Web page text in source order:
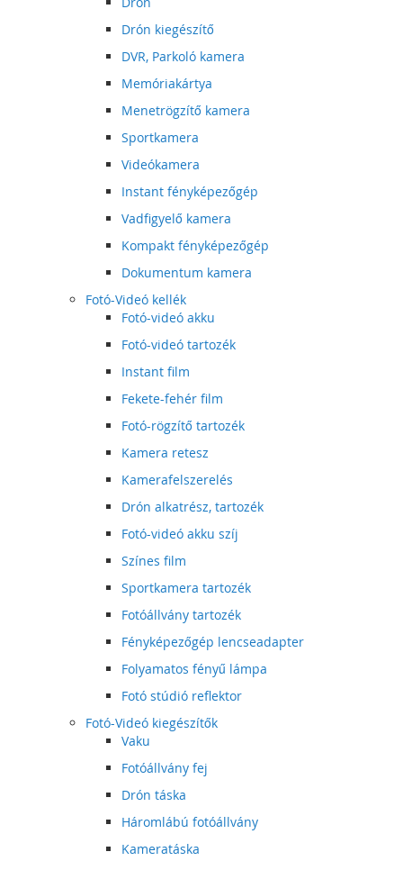
Drón kiegészítő
DVR, Parkoló kamera
Memóriakártya
Menetrögzítő kamera
Sportkamera
Videókamera
Instant fényképezőgép
Vadfigyelő kamera
Kompakt fényképezőgép
Dokumentum kamera
Fotó-Videó kellék
Fotó-videó akku
Fotó-videó tartozék
Instant film
Fekete-fehér film
Fotó-rögzítő tartozék
Kamera retesz
Kamerafelszerelés
Drón alkatrész, tartozék
Fotó-videó akku szíj
Színes film
Sportkamera tartozék
Fotóállvány tartozék
Fényképezőgép lencseadapter
Folyamatos fényű lámpa
Fotó stúdió reflektor
Fotó-Videó kiegészítők
Vaku
Fotóállvány fej
Drón táska
Háromlábú fotóállvány
Kameratáska